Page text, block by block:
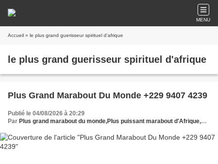
MENU
Accueil » le plus grand guerisseur spirituel d'afrique
le plus grand guerisseur spirituel d'afrique
Plus Grand Marabout Du Monde +229 9407 4239
Publié le 04/08/2026 à 20:29
Par Plus grand marabout du monde,Plus puissant marabout d'Afrique,Grand maître marabout du monde,Puissant maître marabout africain,Le plus grand et puissant marabout du monde,